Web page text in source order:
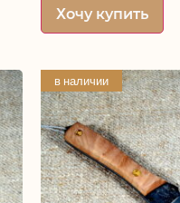
Хочу купить
в наличии